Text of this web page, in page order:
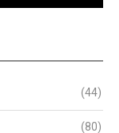
(44)
(80)